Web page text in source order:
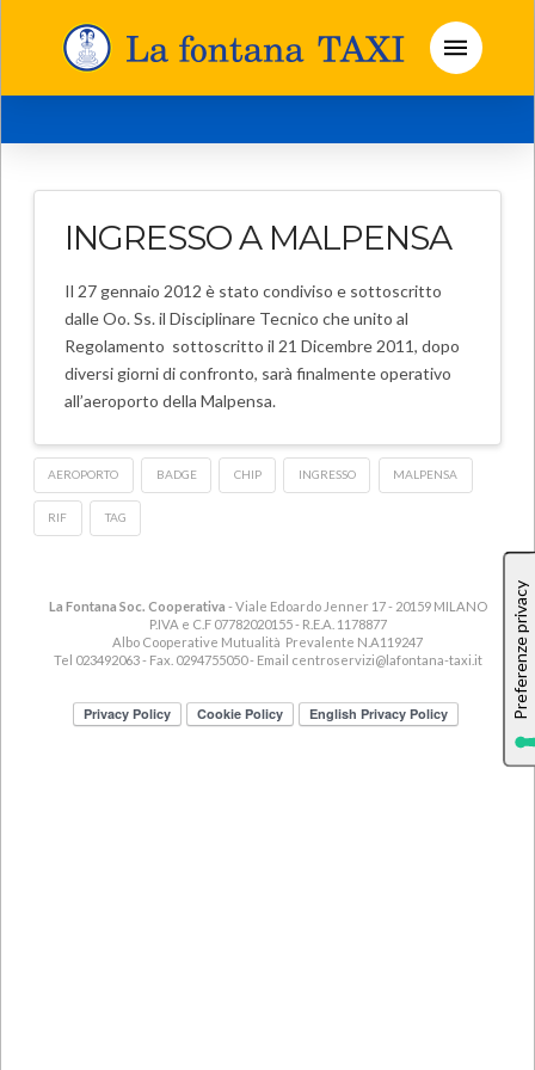
INGRESSO A MALPENSA
Il 27 gennaio 2012 è stato condiviso e sottoscritto
dalle Oo. Ss. il Disciplinare Tecnico che unito al
Regolamento sottoscritto il 21 Dicembre 2011, dopo
diversi giorni di confronto, sarà finalmente operativo
all’aeroporto della Malpensa.
AEROPORTO BADGE CHIP INGRESSO MALPENSA
RIF TAG
La Fontana Soc. Cooperativa - Viale Edoardo Jenner 17 - 20159 MILANO
P.IVA e C.F 07782020155 - R.E.A. 1178877
Albo Cooperative Mutualità Prevalente N.A119247
Tel 023492063 - Fax. 0294755050 - Email centroservizi@lafontana-taxi.it